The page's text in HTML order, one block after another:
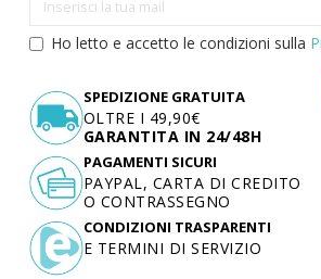
Ho letto e accetto le condizioni sulla
SPEDIZIONE GRATUITA
OLTRE I 49,90€
GARANTITA IN 24/48H
PAGAMENTI SICURI
PAYPAL, CARTA DI CREDITO
O CONTRASSEGNO
CONDIZIONI TRASPARENTI
E TERMINI DI SERVIZIO